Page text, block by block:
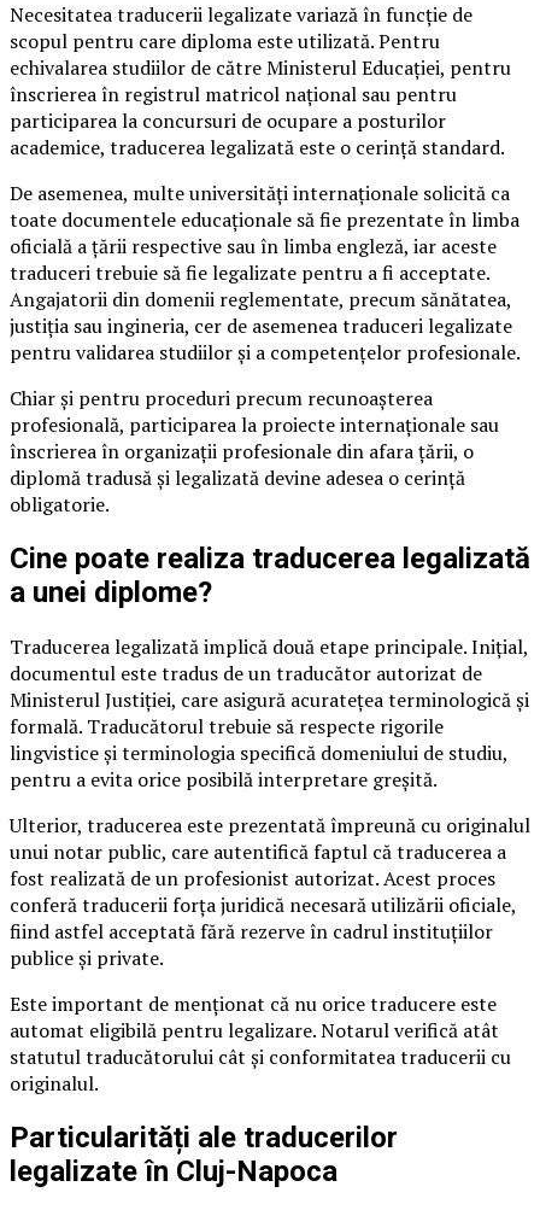
Necesitatea traducerii legalizate variază în funcție de
scopul pentru care diploma este utilizată. Pentru
echivalarea studiilor de către Ministerul Educației, pentru
înscrierea în registrul matricol național sau pentru
participarea la concursuri de ocupare a posturilor
academice, traducerea legalizată este o cerință standard.
De asemenea, multe universități internaționale solicită ca
toate documentele educaționale să fie prezentate în limba
oficială a țării respective sau în limba engleză, iar aceste
traduceri trebuie să fie legalizate pentru a fi acceptate.
Angajatorii din domenii reglementate, precum sănătatea,
justiția sau ingineria, cer de asemenea traduceri legalizate
pentru validarea studiilor și a competențelor profesionale.
Chiar și pentru proceduri precum recunoașterea
profesională, participarea la proiecte internaționale sau
înscrierea în organizații profesionale din afara țării, o
diplomă tradusă și legalizată devine adesea o cerință
obligatorie.
Cine poate realiza traducerea legalizată
a unei diplome?
Traducerea legalizată implică două etape principale. Inițial,
documentul este tradus de un traducător autorizat de
Ministerul Justiției, care asigură acuratețea terminologică și
formală. Traducătorul trebuie să respecte rigorile
lingvistice și terminologia specifică domeniului de studiu,
pentru a evita orice posibilă interpretare greșită.
Ulterior, traducerea este prezentată împreună cu originalul
unui notar public, care autentifică faptul că traducerea a
fost realizată de un profesionist autorizat. Acest proces
conferă traducerii forța juridică necesară utilizării oficiale,
fiind astfel acceptată fără rezerve în cadrul instituțiilor
publice și private.
Este important de menționat că nu orice traducere este
automat eligibilă pentru legalizare. Notarul verifică atât
statutul traducătorului cât și conformitatea traducerii cu
originalul.
Particularități ale traducerilor
legalizate în Cluj-Napoca